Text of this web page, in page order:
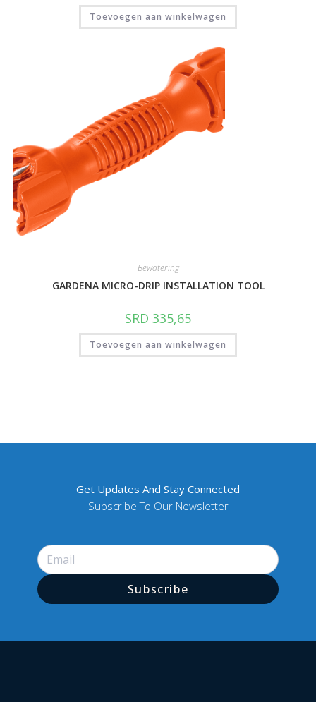
Toevoegen aan winkelwagen
Bewatering
GARDENA MICRO-DRIP INSTALLATION TOOL
SRD 335,65
Toevoegen aan winkelwagen
Get Updates And Stay Connected
Subscribe To Our Newsletter
Subscribe